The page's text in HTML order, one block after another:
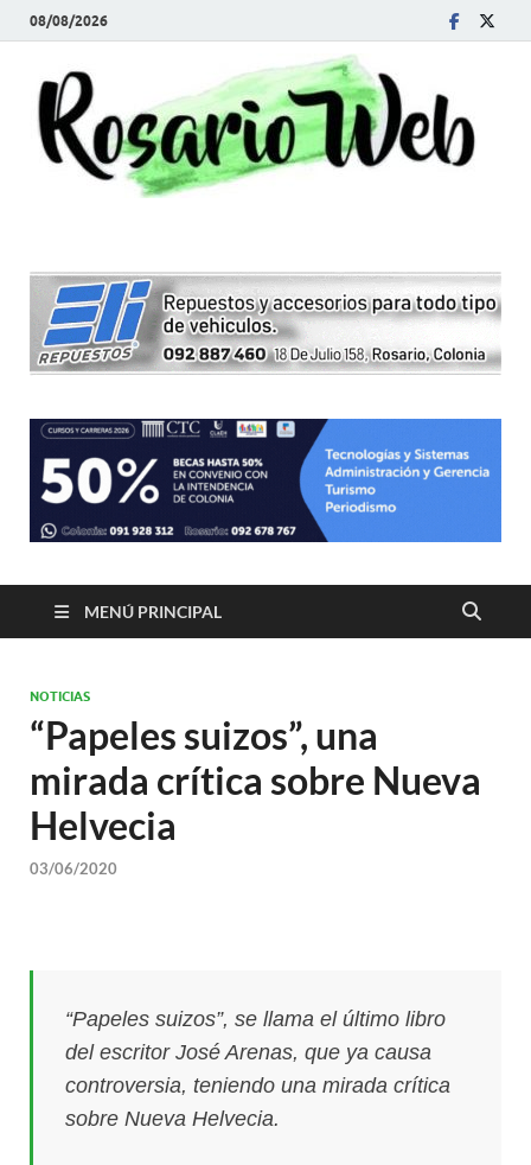
08/08/2026
MENÚ PRINCIPAL
NOTICIAS
“Papeles suizos”, una
mirada crítica sobre Nueva
Helvecia
03/06/2020
“Papeles suizos”, se llama el último libro
del escritor José Arenas, que ya causa
controversia, teniendo una mirada crítica
sobre Nueva Helvecia.